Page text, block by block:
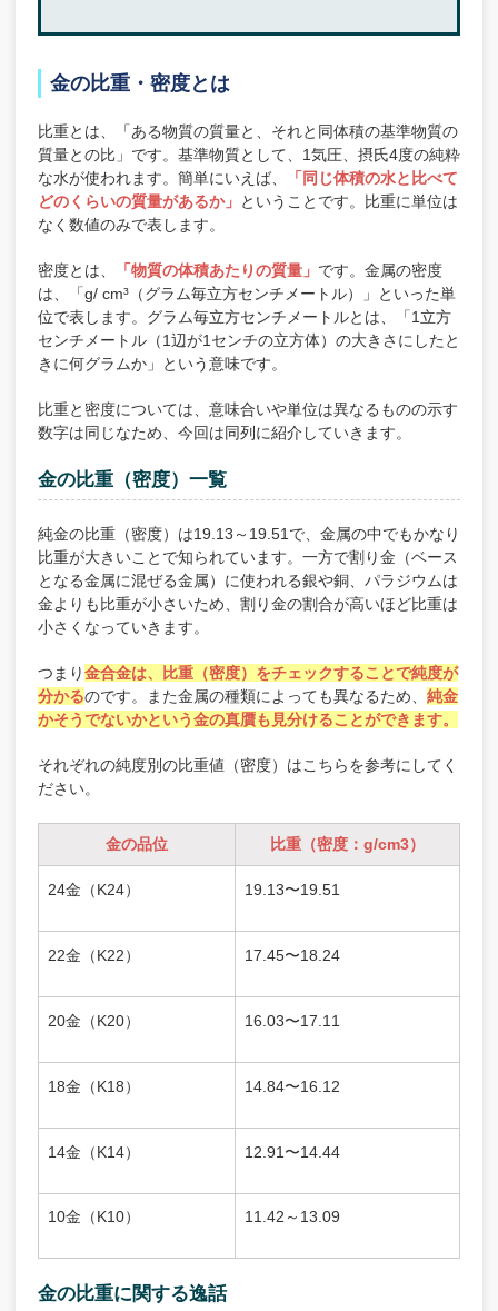
金の比重・密度とは
比重とは、「ある物質の質量と、それと同体積の基準物質の
質量との比」です。基準物質として、1気圧、摂氏4度の純粋
な水が使われます。簡単にいえば、
「同じ体積の水と比べて
どのくらいの質量があるか」 ということです。比重に単位は
なく数値のみで表します。
密度とは、 「物質の体積あたりの質量」 です。金属の密度
は、「g/ cm³（グラム毎立方センチメートル）」といった単
位で表します。グラム毎立方センチメートルとは、「1立方
センチメートル（1辺が1センチの立方体）の大きさにしたと
きに何グラムか」という意味です。
比重と密度については、意味合いや単位は異なるものの示す
数字は同じなため、今回は同列に紹介していきます。
金の比重（密度）一覧
純金の比重（密度）は19.13～19.51で、金属の中でもかなり
比重が大きいことで知られています。一方で割り金（ベース
となる金属に混ぜる金属）に使われる銀や銅、パラジウムは
金よりも比重が小さいため、割り金の割合が高いほど比重は
小さくなっていきます。
つまり金合金は、比重（密度）をチェックすることで純度が
分かるのです。また金属の種類によっても異なるため、 純金
かそうでないかという金の真贋も見分けることができます。
それぞれの純度別の比重値（密度）はこちらを参考にしてく
ださい。
金の品位 比重（密度：g/cm3）
24金（K24） 19.13〜19.51
22金（K22） 17.45〜18.24
20金（K20） 16.03〜17.11
18金（K18） 14.84〜16.12
14金（K14） 12.91〜14.44
10金（K10） 11.42～13.09
金の比重に関する逸話